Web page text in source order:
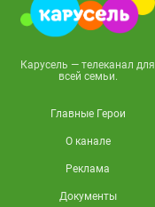
Карусель — телеканал для
всей семьи.
Главные Герои
О канале
Реклама
Документы